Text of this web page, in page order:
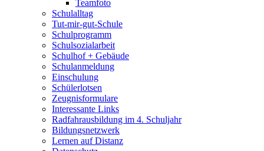
Teamfoto
Schulalltag
Tut-mir-gut-Schule
Schulprogramm
Schulsozialarbeit
Schulhof + Gebäude
Schulanmeldung
Einschulung
Schülerlotsen
Zeugnisformulare
Interessante Links
Radfahrausbildung im 4. Schuljahr
Bildungsnetzwerk
Lernen auf Distanz